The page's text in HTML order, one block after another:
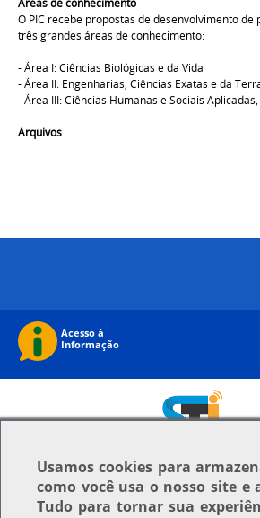
Áreas de conhecimento
O PIC recebe propostas de desenvolvimento
três grandes áreas de conhecimento:
- Área I: Ciências Biológicas e da Vida
- Área II: Engenharias, Ciências Exatas e da
- Área III: Ciências Humanas e Sociais
Arquivos
Usamoscookies para
como você usa o nosso site e
Tudo para tornar sua